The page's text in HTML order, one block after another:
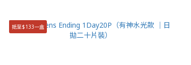
抵至$133一盒